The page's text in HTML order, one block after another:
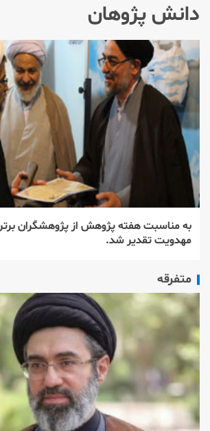
دانش پژوهان
به مناسبت هفته پژوهش از پژوهشگران
مهدویت تقدیر شد.
متفرقه